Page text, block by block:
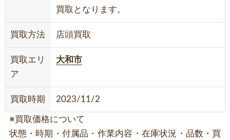
買取となります。
買取方法 店頭買取
買取エリ
ア
大和市
買取時期 2023/11/2
※買取価格について
状態・時期・付属品・作業内容・在庫状況・品数・買